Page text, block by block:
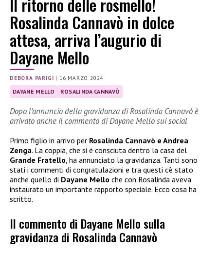
Il ritorno delle rosmello!
Rosalinda Cannavò in dolce
attesa, arriva l’augurio di
Dayane Mello
DEBORA PARIGI | 16 MARZO 2024
DAYANE MELLO ROSALINDA CANNAVÒ
Dopo l’annuncio della gravidanza di Rosalinda Cannavò è
arrivato anche il commento di Dayane Mello sui social
Primo figlio in arrivo per Rosalinda Cannavò e Andrea
Zenga. La coppia, che si è consciuta dentro la casa del
Grande Fratello , ha annunciato la gravidanza. Tanti sono
stati i commenti di congratulazioni e tra questi c’è stato
anche quello di Dayane Mello che con Rosalinda aveva
instaurato un importante rapporto speciale. Ecco cosa ha
scritto.
Il commento di Dayane Mello sulla
gravidanza di Rosalinda Cannavò